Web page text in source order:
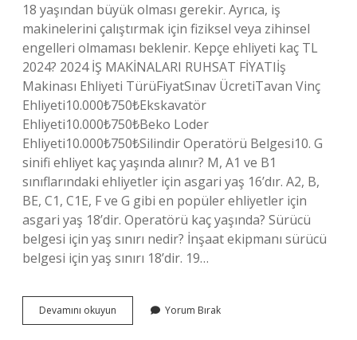
18 yaşından büyük olması gerekir. Ayrıca, iş
makinelerini çalıştırmak için fiziksel veya zihinsel
engelleri olmaması beklenir. Kepçe ehliyeti kaç TL
2024? 2024 İŞ MAKİNALARI RUHSAT FİYATIİş
Makinası Ehliyeti TürüFiyatSınav ÜcretiTavan Vinç
Ehliyeti10.000₺750₺Ekskavatör
Ehliyeti10.000₺750₺Beko Loder
Ehliyeti10.000₺750₺Silindir Operatörü Belgesi10. G
sinifi ehliyet kaç yaşında alınır? M, A1 ve B1
sınıflarındaki ehliyetler için asgari yaş 16’dır. A2, B,
BE, C1, C1E, F ve G gibi en popüler ehliyetler için
asgari yaş 18’dir. Operatörü kaç yaşında? Sürücü
belgesi için yaş sınırı nedir? İnşaat ekipmanı sürücü
belgesi için yaş sınırı 18’dir. 19…
Devamını okuyun Operatörlük
Belgesi
Yorum Bırak